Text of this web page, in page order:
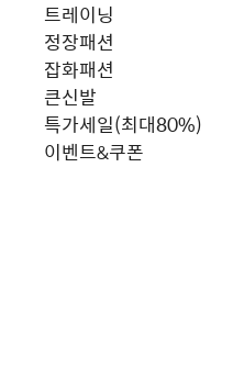
트레이닝
정장패션
잡화패션
큰신발
특가세일(최대80%)
이벤트&쿠폰